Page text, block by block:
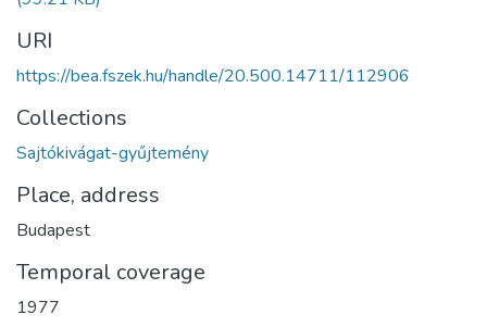
URI
https://bea.fszek.hu/handle/20.500.14711/112906
Collections
Sajtókivágat-gyűjtemény
Place, address
Budapest
Temporal coverage
1977